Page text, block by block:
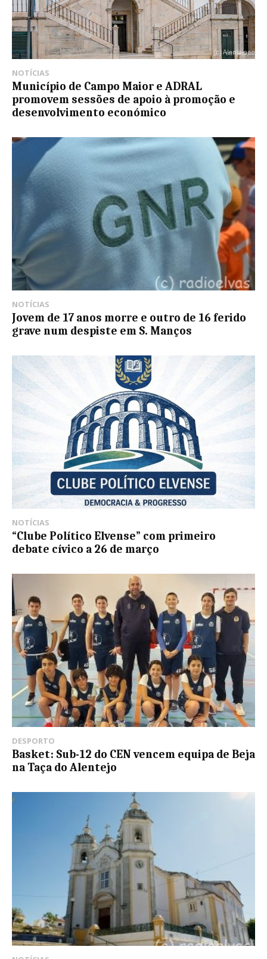
NOTÍCIAS
Município de Campo Maior e ADRAL
promovem sessões de apoio à promoção e
desenvolvimento económico
NOTÍCIAS
Jovem de 17 anos morre e outro de 16 ferido
grave num despiste em S. Manços
NOTÍCIAS
“Clube Político Elvense” com primeiro
debate cívico a 26 de março
DESPORTO
Basket: Sub-12 do CEN vencem equipa de Beja
na Taça do Alentejo